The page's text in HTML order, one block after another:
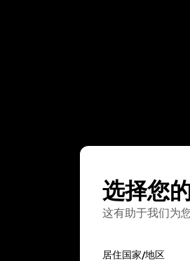
选择您
这有助于我们为
居住国家/地区